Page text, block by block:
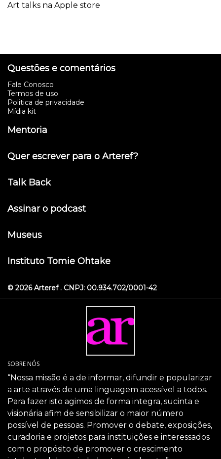
Art talks na Apple store
Questões e comentários
Fale Conosco
Termos de uso
Politica de privacidade
Mídia kit
Mentoria
Quer escrever para o Arteref?
Talk Back
Assinar o podcast
Museus
Instituto Tomie Ohtake
© 2026 Arteref . CNPJ: 00.934.702/0001-42
SOBRE NÓS
“Nossa missão é a de informar, difundir e popularizar
a arte através de uma linguagem acessível a todos.
Para fazer isto agimos de forma integra, sucinta e
visionária afim de sensibilizar o maior número
possível de pessoas. Promover o debate, exposições,
curadoria e projetos para instituições e interessados
com o propósito de promover o crescimento